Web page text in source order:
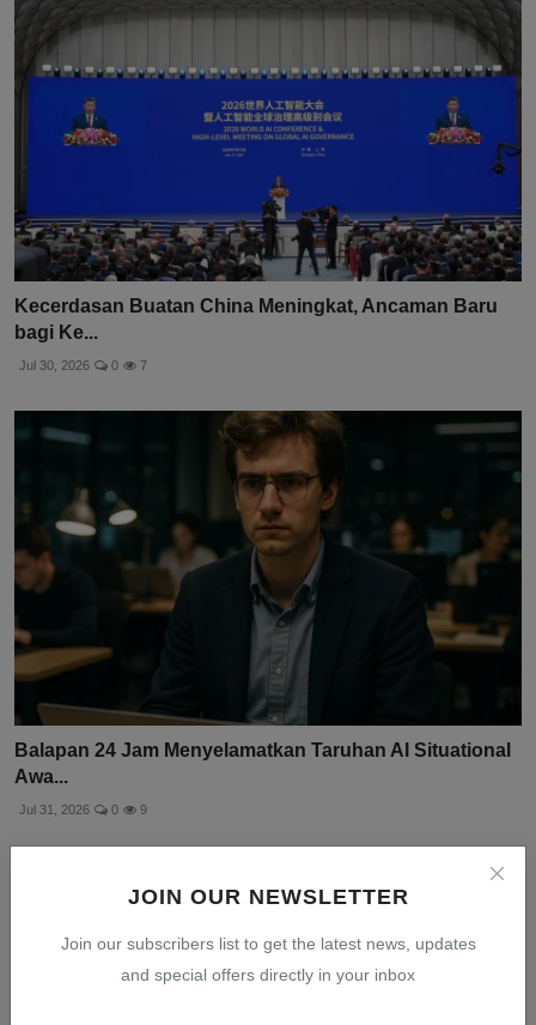
JOIN OUR NEWSLETTER
Join our subscribers list to get the latest news, updates
and special offers directly in your inbox
Kecerdasan Buatan China Meningkat, Ancaman Baru
bagi Ke...
Jul 30, 2026 0 7
Balapan 24 Jam Menyelamatkan Taruhan AI Situational
Awa...
Jul 31, 2026 0 9